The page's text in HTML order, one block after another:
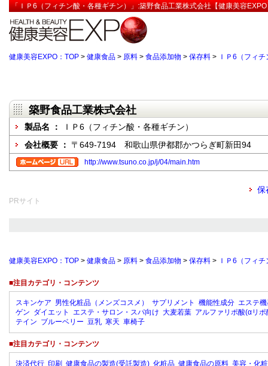
「ＩＰ6（フィチン酸・各種ギチン）」:築野食品工業株式会社【健康美容
健康美容EXPO：TOP > 健康食品 > 原料 > 食品添加物 > 保存料 > ＩＰ6（フィ
築野食品工業株式会社
製品名 ：
ＩＰ6（フィチン酸・各種ギチン）
会社概要 ： 〒649-7194 和歌山県伊都郡かつらぎ町新田94
http://www.tsuno.co.jp/j/04/main.htm
保
PRサイト
健康美容EXPO：TOP > 健康食品 > 原料 > 食品添加物 > 保存料 > ＩＰ6（フィ
■注目カテゴリ・コンテンツ
スキンケア 男性化粧品（メンズコスメ） サプリメント 機能性成分 エステ
ゲン ダイエット エステ・サロン・スパ向け 大麦若葉 アルファリポ酸(αリポ
テイン ブルーベリー 豆乳 寒天 車椅子
■注目カテゴリ・コンテンツ
決済代行 印刷 健康食品の製造(受託製造) 化粧品 健康食品の原料 美容・化